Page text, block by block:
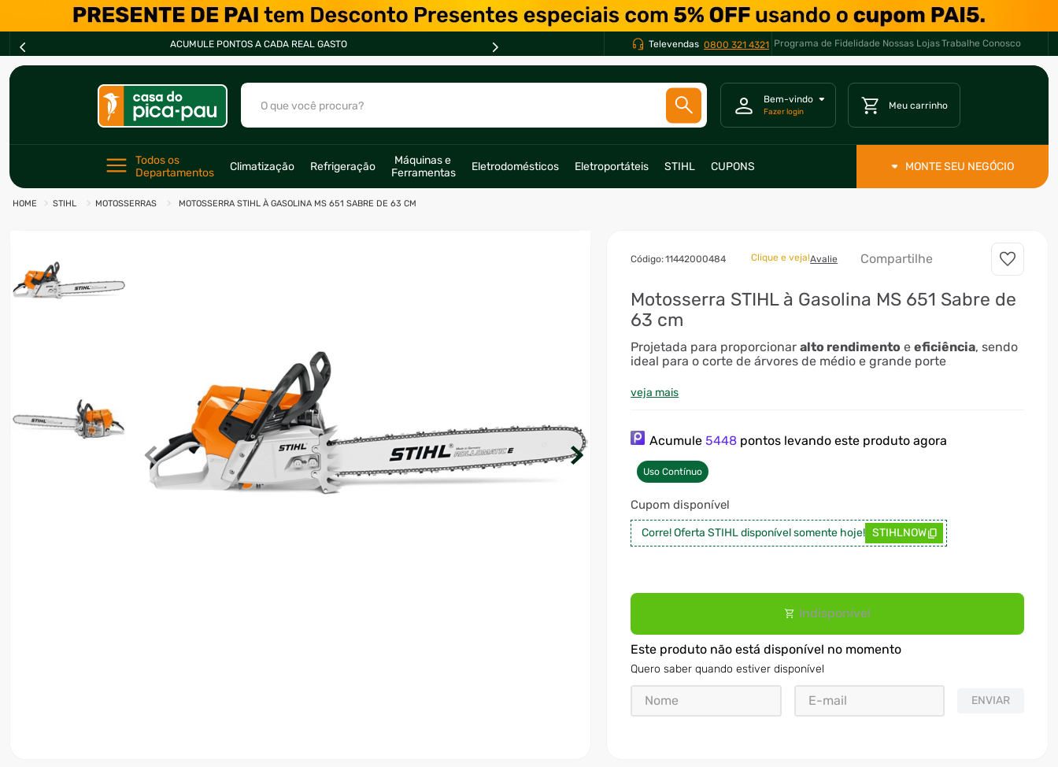
PARCELE EM ATÉ * Televendas 0800 321 4321 Programa de Fidelidade Nossas LojasTrabalhe Conosco
O que você procura?
Todos os
Departamentos
Climatização Refrigeração
Máquinas e
Ferramentas
Eletrodomésticos Eletroportáteis STIHL CUPONS MONTE SEU NEGÓCIO
STIHL MOTOSSERRAS MOTOSSERRA STIHL À GASOLINA MS 651 SABRE DE 63 CM
:11442000484 Clique e veja!Avalie Compartilhe
Motosserra STIHL à Gasolina MS 651 Sabre de
63 cm
Projetada para proporcionaralto rendimento eeficiência, sendo
ideal para o corte de árvores de médio e grande porte
veja mais
Acumule5448 pontos levando este produto agora
Uso Contínuo
Cupom disponível
Corre! Oferta STIHL disponível somente hoje! STIHLNOW
Indisponível
Este produto não está disponível no momento
Quero saber quando estiver disponível
ENVIAR
2º
fogão
ventilador
motosserra
9º
lavadora
10º climatizador